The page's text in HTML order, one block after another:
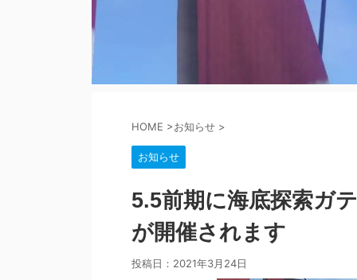
HOME >お知らせ >
お知らせ
5.5前期に海底探索ガ
が開催されます
投稿日： 2021年3月24日